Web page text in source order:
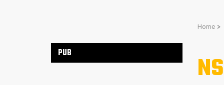
Home >
PUB